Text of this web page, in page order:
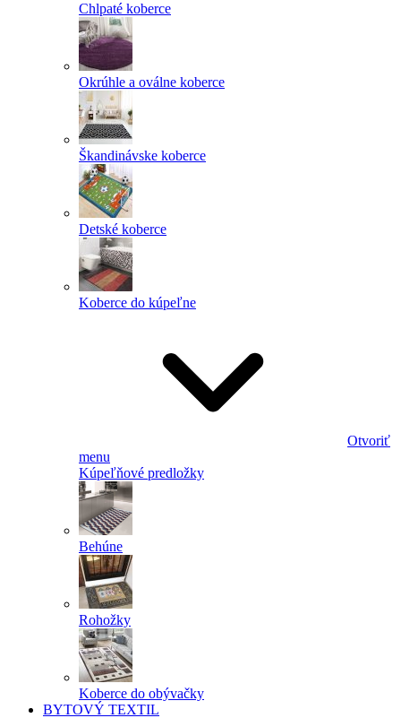
Chlpaté koberce
Okrúhle a oválne koberce
Škandinávske koberce
Detské koberce
Koberce do kúpeľne
Otvoriť
menu
Kúpeľňové predložky
Behúne
Rohožky
Koberce do obývačky
BYTOVÝ TEXTIL